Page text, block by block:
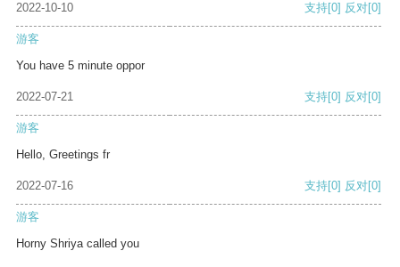
2022-10-10 支持[0] 反对[0]
游客
You have 5 minute oppor
2022-07-21 支持[0] 反对[0]
游客
Hello, Greetings fr
2022-07-16 支持[0] 反对[0]
游客
Horny Shriya called you